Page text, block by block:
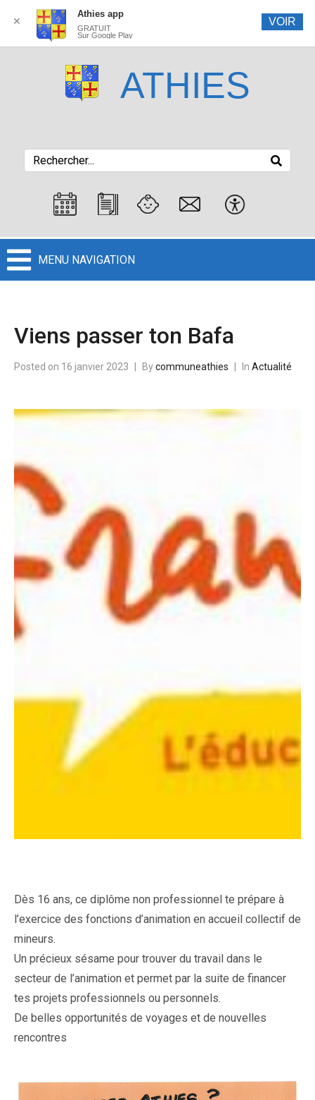
ATHIES
MENU NAVIGATION
Viens passer ton Bafa
Posted on 16 janvier 2023 Bycommuneathies In Actualité
Dès 16 ans, ce diplôme non professionnel te prépare à
l’exercice des fonctions d’animation en accueil collectif de
mineurs.
Un précieux sésame pour trouver du travail dans le
secteur de l’animation et permet par la suite de financer
tes projets professionnels ou personnels.
De belles opportunités de voyages et de nouvelles
rencontres
✕
Athies app
GRATUIT
Sur Google Play
VOIR